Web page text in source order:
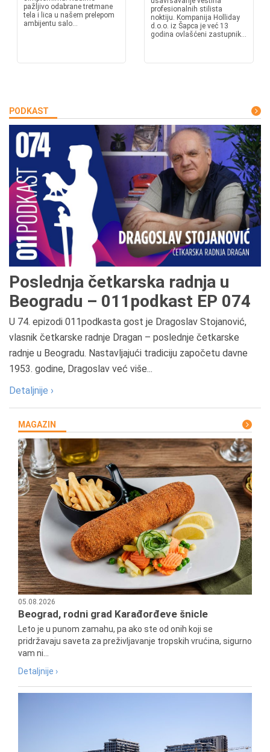
pažljivo odabrane tretmane
tela i lica u našem prelepom
ambijentu salo...
profesionalnih stilista
noktiju. Kompanija Holliday
d.o.o. iz Šapca je već 13
godina ovlašćeni zastupnik...
PODKAST
Poslednja četkarska radnja u
Beogradu – 011podkast EP 074
U 74. epizodi 011podkasta gost je Dragoslav Stojanović,
vlasnik četkarske radnje Dragan – poslednje četkarske
radnje u Beogradu. Nastavljajući tradiciju započetu davne
1953. godine, Dragoslav već više...
Detaljnije ›
MAGAZIN
05.08.2026
Beograd, rodni grad Karađorđeve šnicle
Leto je u punom zamahu, pa ako ste od onih koji se
pridržavaju saveta za preživljavanje tropskih vrućina, sigurno
vam ni...
Detaljnije ›